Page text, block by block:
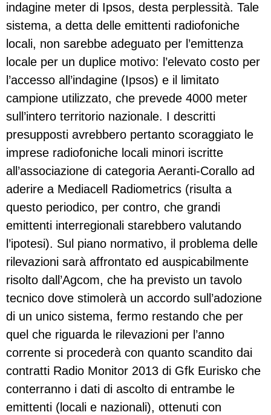
indagine meter di Ipsos, desta perplessità. Tale
sistema, a detta delle emittenti radiofoniche
locali, non sarebbe adeguato per l’emittenza
locale per un duplice motivo: l’elevato costo per
l’accesso all’indagine (Ipsos) e il limitato
campione utilizzato, che prevede 4000 meter
sull’intero territorio nazionale. I descritti
presupposti avrebbero pertanto scoraggiato le
imprese radiofoniche locali minori iscritte
all’associazione di categoria Aeranti-Corallo ad
aderire a Mediacell Radiometrics (risulta a
questo periodico, per contro, che grandi
emittenti interregionali starebbero valutando
l’ipotesi). Sul piano normativo, il problema delle
rilevazioni sarà affrontato ed auspicabilmente
risolto dall’Agcom, che ha previsto un tavolo
tecnico dove stimolerà un accordo sull’adozione
di un unico sistema, fermo restando che per
quel che riguarda le rilevazioni per l’anno
corrente si procederà con quanto scandito dai
contratti Radio Monitor 2013 di Gfk Eurisko che
conterranno i dati di ascolto di entrambe le
emittenti (locali e nazionali), ottenuti con